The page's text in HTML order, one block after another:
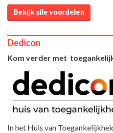
Bekijk alle voordelen
Dedicon
Kom verder met
In het Huis van